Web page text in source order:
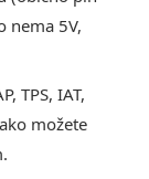
nema 5V,
TPS, IAT,
možete